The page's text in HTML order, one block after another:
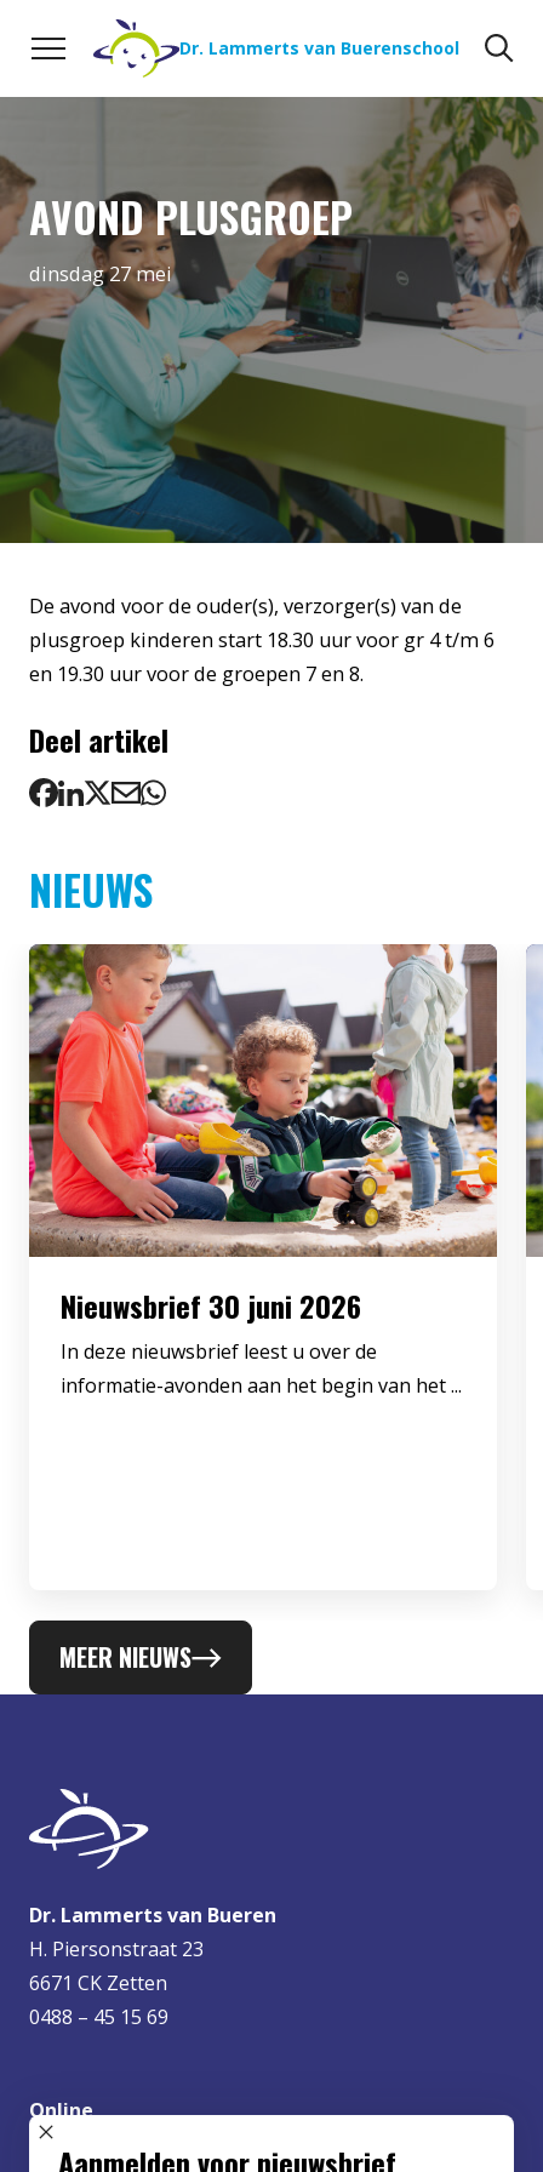
Naar de inhoud
Dr. Lammerts van Buerenschool
AVOND PLUSGROEP
dinsdag 27 mei
De avond voor de ouder(s), verzorger(s) van de
plusgroep kinderen start 18.30 uur voor gr 4 t/m 6
en 19.30 uur voor de groepen 7 en 8.
Deel artikel
NIEUWS
Nieuwsbrief 30 juni 2026
In deze nieuwsbrief leest u over de
informatie-avonden aan het begin van het ...
MEER NIEUWS
Dr. Lammerts van Bueren
H. Piersonstraat 23
6671 CK Zetten
0488 – 45 15 69
Online
info@lvbueren.nl
SLUIT POPUP
Aanmelden voor nieuwsbrief